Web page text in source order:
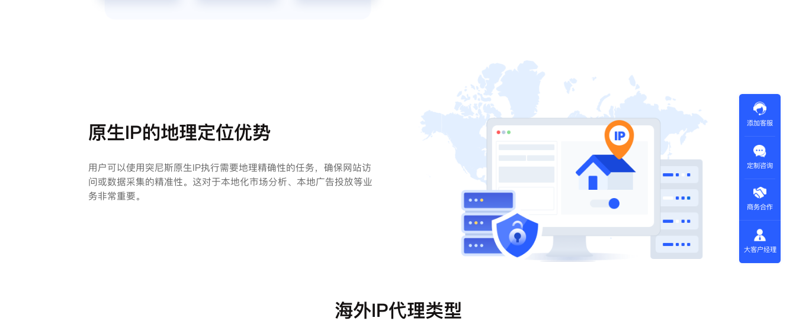
原生IP的地理定位优势
用户可以使用突尼斯原生IP执行需要地理精确性的任务，确保网站访
问或数据采集的精准性。这对于本地化市场分析、本地广告投放等业
务非常重要。
海外IP代理类型
添加客服
定制咨询
商务合作
大客户经理